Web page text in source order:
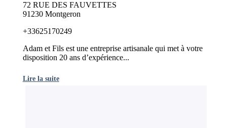
72 RUE DES FAUVETTES
91230 Montgeron
+33625170249
Adam et Fils est une entreprise artisanale qui met à votre
disposition 20 ans d’expérience...
Lire la suite